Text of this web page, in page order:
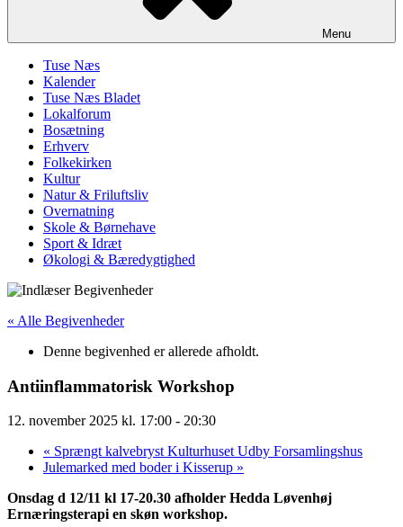
Menu
Tuse Næs
Kalender
Tuse Næs Bladet
Lokalforum
Bosætning
Erhverv
Folkekirken
Kultur
Natur & Friluftsliv
Overnatning
Skole & Børnehave
Sport & Idræt
Økologi & Bæredygtighed
« Alle Begivenheder
Denne begivenhed er allerede afholdt.
Antiinflammatorisk Workshop
12. november 2025 kl. 17:00 - 20:30
« Sprængt kalvebryst Kulturhuset Udby Forsamlingshus
Julemarked med boder i Kisserup »
Onsdag d 12/11 kl 17-20.30 afholder Hedda Løvenhøj
Ernæringsterapi en skøn workshop.